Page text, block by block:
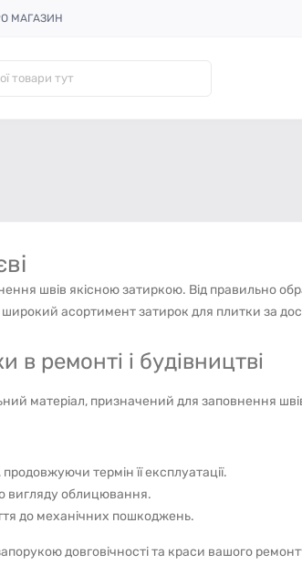
МАГАЗИН
швів якісною затиркою. Від правильно
асортимент затирок для плитки за
ремонті і будівництві
матеріал, призначений для заповнення
термін її експлуатації.
вигляду облицювання.
до механічних пошкоджень.
довговічності та краси вашого